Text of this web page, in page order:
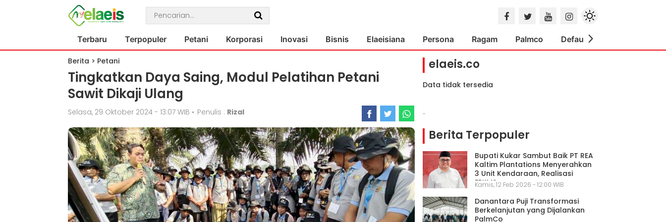
Terbaru Terpopuler Petani Korporasi Inovasi Bisnis Elaeisiana Persona Ragam Palmco Default
Berita > Petani
Tingkatkan Daya Saing, Modul Pelatihan Petani
Sawit Dikaji Ulang
Selasa, 29 Oktober 2024 - 13:07 WIB • Penulis : Rizal
elaeis.co
Data tidak tersedia
-
Berita Terpopuler
Bupati Kukar Sambut Baik PT REA
Kaltim Plantations Menyerahkan
3 Unit Kendaraan, Realisasi
FPKMS
Kamis, 12 Feb 2026 - 12:00 WIB
Danantara Puji Transformasi
Berkelanjutan yang Dijalankan
PalmCo